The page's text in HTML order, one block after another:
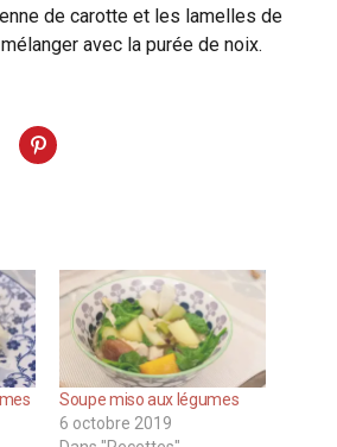
de carotte et les lamelles de
avec la purée de noix.
Soupe miso aux légumes
6 octobre 2019